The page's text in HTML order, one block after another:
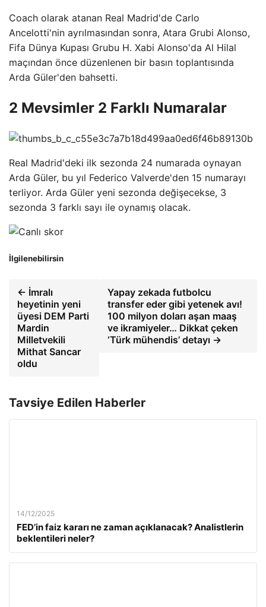
Coach olarak atanan Real Madrid'de Carlo
Ancelotti'nin ayrılmasından sonra, Atara Grubi Alonso,
Fifa Dünya Kupası Grubu H. Xabi Alonso'da Al Hilal
maçından önce düzenlenen bir basın toplantısında
Arda Güler'den bahsetti.
2 Mevsimler 2 Farklı Numaralar
Real Madrid'deki ilk sezonda 24 numarada oynayan
Arda Güler, bu yıl Federico Valverde'den 15 numarayı
terliyor. Arda Güler yeni sezonda değişecekse, 3
sezonda 3 farklı sayı ile oynamış olacak.
İlgilenebilirsin
← İmralı
heyetinin yeni
üyesi DEM Parti
Mardin
Milletvekili
Mithat Sancar
oldu
Yapay zekada futbolcu
transfer eder gibi yetenek avı!
100 milyon doları aşan maaş
ve ikramiyeler… Dikkat çeken
‘Türk mühendis’ detayı →
Tavsiye Edilen Haberler
14/12/2025
FED’in faiz kararı ne zaman açıklanacak? Analistlerin
beklentileri neler?